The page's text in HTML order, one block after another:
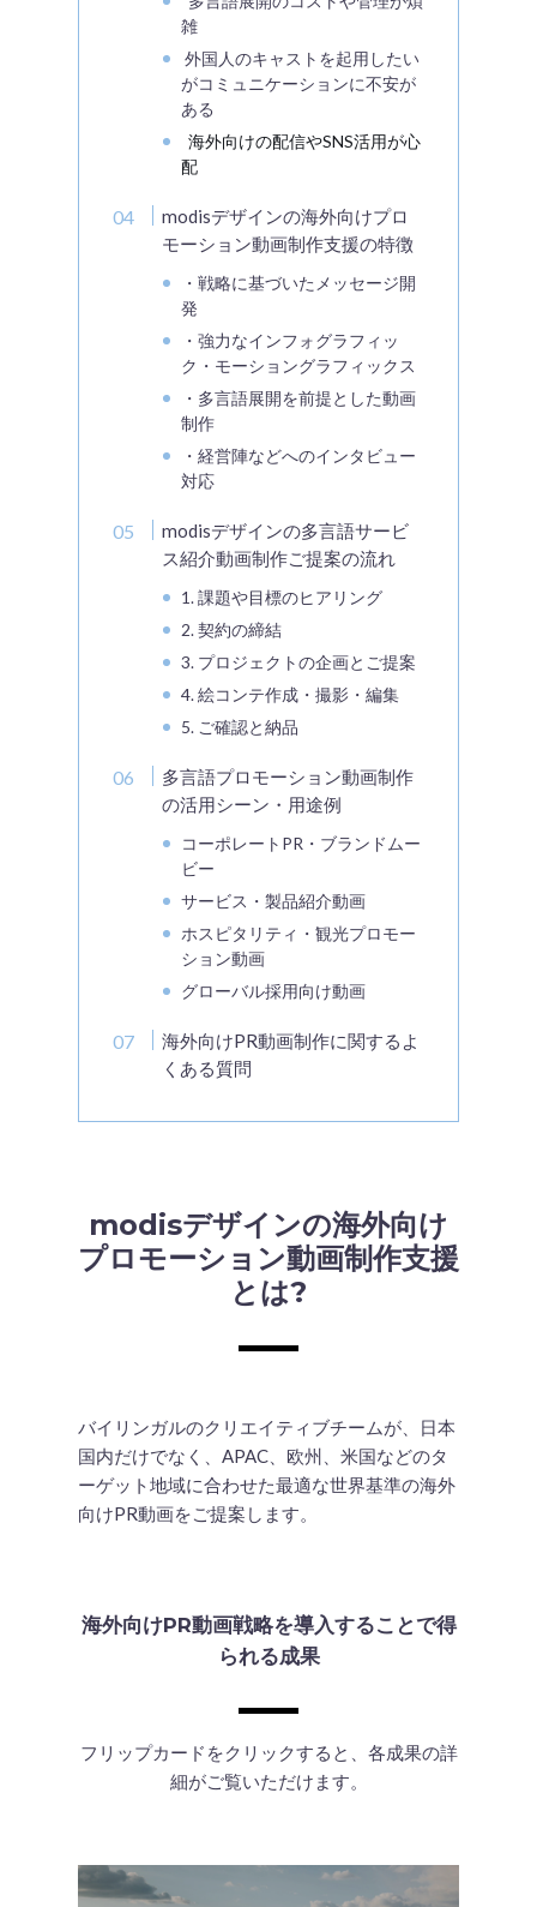
雑
外国人のキャストを起用したい
がコミュニケーションに不安が
ある
海外向けの配信やSNS活用が心
配
modisデザインの海外向けプロ
モーション動画制作支援の特徴
・戦略に基づいたメッセージ開
発
・強力なインフォグラフィッ
ク・モーショングラフィックス
・多言語展開を前提とした動画
制作
・経営陣などへのインタビュー
対応
modisデザインの多言語サービ
ス紹介動画制作ご提案の流れ
1. 課題や目標のヒアリング
2. 契約の締結
3. プロジェクトの企画とご提案
4. 絵コンテ作成・撮影・編集
5. ご確認と納品
多言語プロモーション動画制作
の活用シーン・用途例
コーポレートPR・ブランドムー
ビー
サービス・製品紹介動画
ホスピタリティ・観光プロモー
ション動画
グローバル採用向け動画
海外向けPR動画制作に関するよ
くある質問
modisデザインの海外向け
プロモーション動画制作支援
とは?
バイリンガルのクリエイティブチームが、日本
国内だけでなく、APAC、欧州、米国などのタ
ーゲット地域に合わせた最適な世界基準の海外
向けPR動画をご提案します。
海外向けPR動画戦略を導入することで得
られる成果
フリップカードをクリックすると、各成果の詳
細がご覧いただけます。